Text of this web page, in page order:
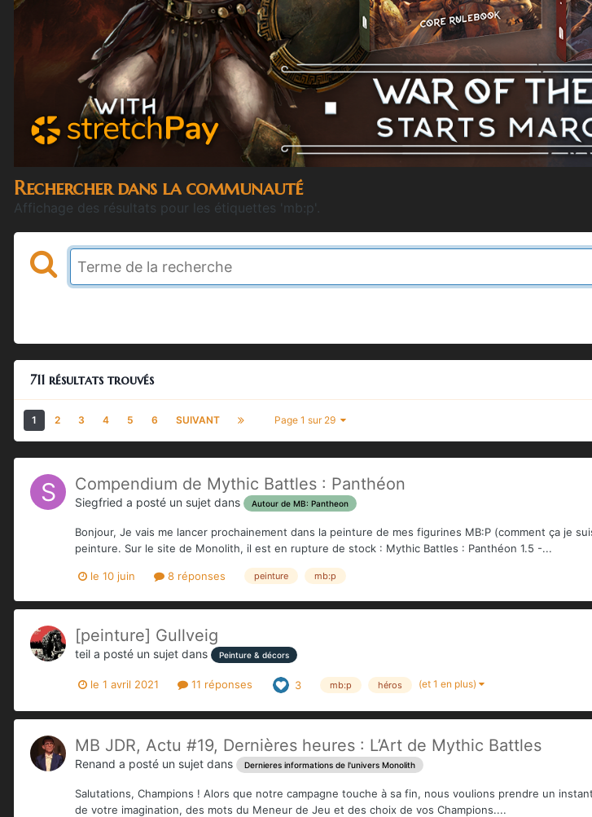
Rechercher dans la communauté
Affichage des résultats pour les étiquettes 'mb:p'.
711 résultats trouvés
1 2 3 4 5 6 SUIVANT Page 1 sur 29
Compendium de Mythic Battles : Panthéon
Siegfried a posté un sujet dans Autour de MB: Pantheon
Bonjour, Je vais me lancer prochainement dans la peinture de mes figurines MB:P (comment ça je
peinture. Sur le site de Monolith, il est en rupture de stock : Mythic Battles : Panthéon 1.5 -...
le 10 juin 8 réponses peinture mb:p
[peinture] Gullveig
teil a posté un sujet dans Peinture & décors
le 1 avril 2021 11 réponses 3 mb:p héros (et 1 en plus)
MB JDR, Actu #19, Dernières heures : L’Art de Mythic Battles
Renand a posté un sujet dans Dernieres informations de l'univers Monolith
Salutations, Champions ! Alors que notre campagne touche à sa fin, nous voulions prendre un
de votre imagination, des mots du Meneur de Jeu et des choix de vos Champions....